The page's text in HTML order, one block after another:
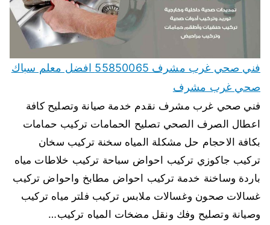
فني صحي غرب مشرف 55850065 افضل معلم سباك
صحي غرب مشرف
فني صحي غرب مشرف نقدم خدمة صيانة وتصليح كافة
اعطال الصرف الصحي تصليح الحمامات تركيب حمامات
بكافة الاحجام حل مشكلة المياه سخنة تركيب سخان
تركيب جاكوزي تركيب احواض سباحة تركيب خلاطات مياه
باردة وساخنة خدمة تركيب احواض مطابخ واحواض تركيب
غسالات صحون وغسالات ملابس تركيب فلتر مياه تركيب
وصيانة وتصليح وفك ونقل مضخات المياه تركيب…